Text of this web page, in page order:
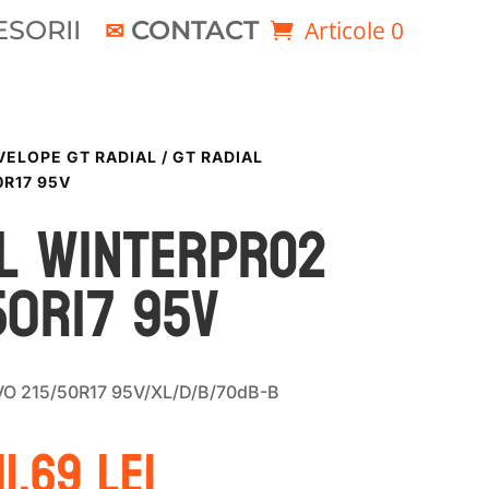
CONTACT Articole 0
GT RADIAL / GT RADIAL
95V
95V
215/50R17 95V/XL/D/B/70dB-B